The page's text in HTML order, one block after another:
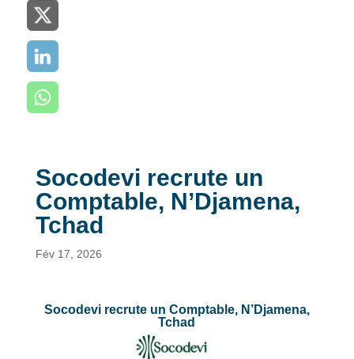
Socodevi recrute un
Comptable, N’Djamena,
Tchad
Fév 17, 2026
Socodevi recrute un Comptable, N’Djamena,
Tchad